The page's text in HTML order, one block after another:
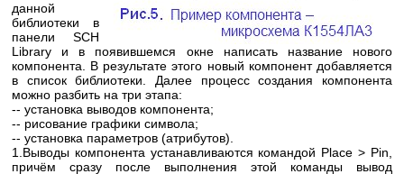
данной
библиотеки в
панели SCH
Library и в появившемся окне написать название нового
компонента. В результате этого новый компонент добавляется
в список библиотеки. Далее процесс создания компонента
можно разбить на три этапа:
-- установка выводов компонента;
-- рисование графики символа;
-- установка параметров (атрибутов).
1.Выводы компонента устанавливаются командой Place > Pin,
причём сразу после выполнения этой команды вывод